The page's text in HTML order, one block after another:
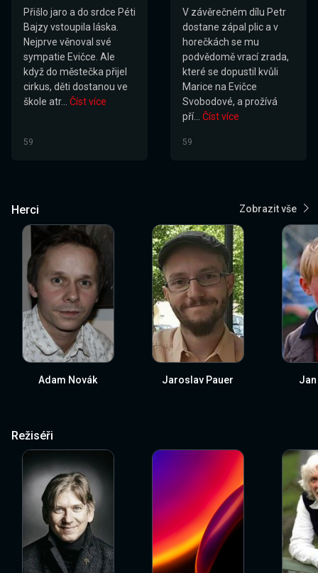
Přišlo jaro a do srdce Péti
Bajzy vstoupila láska.
Nejprve věnoval své
sympatie Evičce. Ale
když do městečka přijel
cirkus, děti dostanou ve
škole atr... Číst více
59
V závěrečném dílu Petr
dostane zápal plic a v
horečkách se mu
podvědomě vrací zrada,
které se dopustil kvůli
Marice na Evičce
Svobodové, a prožívá
pří... Číst více
59
Herci Zobrazit vše
Adam Novák Jaroslav Pauer
Režiséři